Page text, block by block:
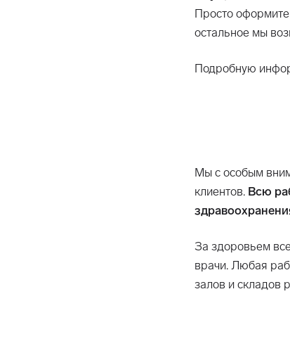
Просто
остальное мы
Подробную
Мы с особым
клиентов. Всю
За здоровьем
врачи. Любая
залов и складов